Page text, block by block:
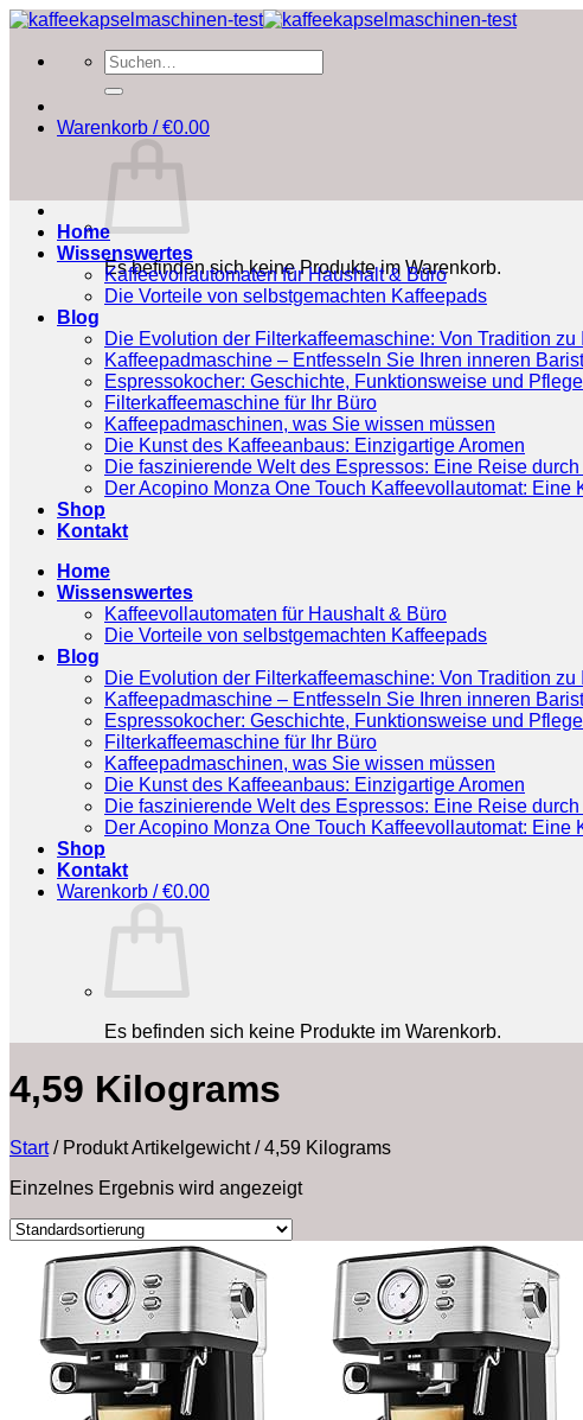
Zum
springen
Suchen
nach:
Warenkorb /€0.00
Es befinden sich keine Produkte im Warenkorb.
Home
Wissenswertes
Kaffeevollautomaten für Haushalt & Büro
Die Vorteile von selbstgemachten Kaffeepads
Blog
Die Evolution der Filterkaffeemaschine: Von Tradition zu
Kaffeepadmaschine – Entfesseln Sie Ihren inneren
Espressokocher: Geschichte, Funktionsweise und
Filterkaffeemaschine für Ihr Büro
Kaffeepadmaschinen, was Sie wissen müssen
Die Kunst des Kaffeeanbaus: Einzigartige Aromen
Die faszinierende Welt des Espressos: Eine Reise
Der Acopino Monza One Touch Kaffeevollautomat: Eine
Shop
Kontakt
Home
Wissenswertes
Kaffeevollautomaten für Haushalt & Büro
Die Vorteile von selbstgemachten Kaffeepads
Blog
Die Evolution der Filterkaffeemaschine: Von Tradition zu
Kaffeepadmaschine – Entfesseln Sie Ihren inneren
Espressokocher: Geschichte, Funktionsweise und
Filterkaffeemaschine für Ihr Büro
Kaffeepadmaschinen, was Sie wissen müssen
Die Kunst des Kaffeeanbaus: Einzigartige Aromen
Die faszinierende Welt des Espressos: Eine Reise
Der Acopino Monza One Touch Kaffeevollautomat: Eine
Shop
Kontakt
Warenkorb /€0.00
Es befinden sich keine Produkte im Warenkorb.
‎4,59 Kilograms
Start /Produkt Artikelgewicht/‎4,59 Kilograms
Einzelnes Ergebnis wird angezeigt